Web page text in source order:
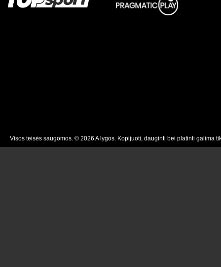
Visos teisės saugomos. © 2026 A lygos. Kopijuoti, dauginti bei platinti galima